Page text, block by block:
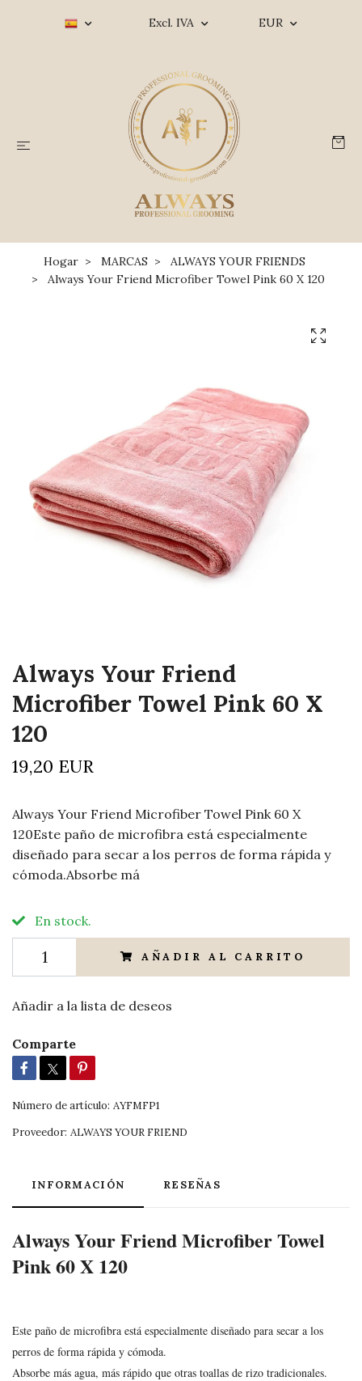
Excl. IVA EUR
Hogar MARCAS
ALWAYS YOUR FRIENDS
Always Your Friend Microfiber Towel Pink 60 X 120
Always Your Friend
Microfiber Towel Pink 60 X
120
19,20 EUR
Always Your Friend Microfiber Towel Pink 60 X
120Este paño de microfibra está especialmente
diseñado para secar a los perros de forma rápida y
cómoda.Absorbe má
En stock.
AÑADIR AL CARRITO
Añadir a la lista de deseos
Comparte
Número de artículo: AYFMFP1
Proveedor: ALWAYS YOUR FRIEND
INFORMACIÓN RESEÑAS
Always Your Friend Microfiber Towel
Pink 60 X 120
Este paño de microfibra está especialmente diseñado para secar a los
perros de forma rápida y cómoda.
Absorbe más agua, más rápido que otras toallas de rizo tradicionales.